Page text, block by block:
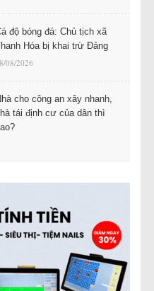
độ bóng đá: Chủ tịch xã
Hóa bị khai trừ Đảng
08/2026
cho công an xây nhanh,
tái định cư của dân thì